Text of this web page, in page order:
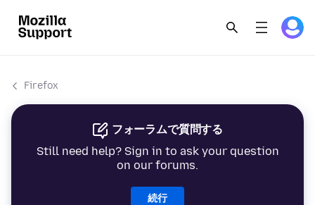
Firefox
フォーラムで質問する
Still need help? Sign in to ask your question
on our forums.
続行